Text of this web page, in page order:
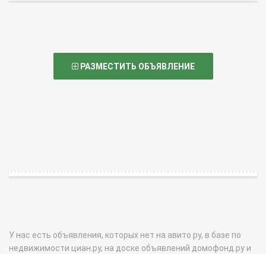
РАЗМЕСТИТЬ ОБЪЯВЛЕНИЕ
У нас есть объявления, которых нет на авито.ру, в базе по
недвижимости циан.ру, на доске объявлений домофонд.ру и